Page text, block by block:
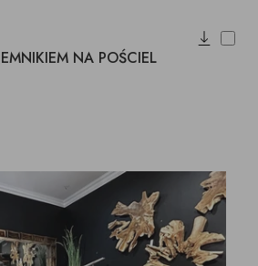
NA POŚCIEL